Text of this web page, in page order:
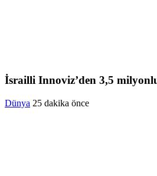
İsrailli Innoviz’den 3,5
Dünya 25 dakika önce